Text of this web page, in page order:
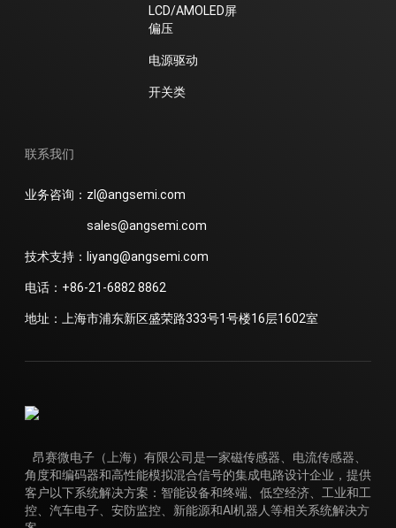
LCD/AMOLED屏
偏压
电源驱动
开关类
联系我们
业务咨询：zl@angsemi.com
sales@angsemi.com
技术支持：liyang@angsemi.com
电话：+86-21-6882 8862
地址：上海市浦东新区盛荣路333号1号楼16层1602室
昂赛微电子（上海）有限公司是一家磁传感器、电流传感器、
角度和编码器和高性能模拟混合信号的集成电路设计企业，提供
客户以下系统解决方案：智能设备和终端、低空经济、工业和工
控、汽车电子、安防监控、新能源和AI机器人等相关系统解决方